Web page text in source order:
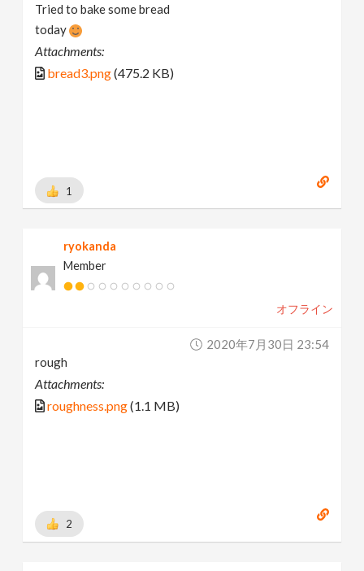
Tried to bake some bread
today
Attachments:
bread3.png(475.2 KB)
1
ryokanda
Member
オフライン
2020年7月30日 23:54
rough
Attachments:
roughness.png(1.1 MB)
2